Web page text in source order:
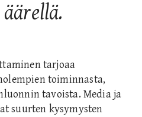
tarjoaa
toiminnasta,
tavoista. Media ja
suurten kysymysten